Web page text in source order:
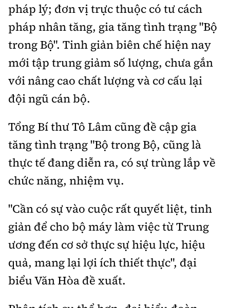
pháp lý; đơn vị trực thuộc có tư cách
pháp nhân tăng, gia tăng tình trạng "Bộ
trong Bộ". Tinh giản biên chế hiện nay
mới tập trung giảm số lượng, chưa gắn
với nâng cao chất lượng và cơ cấu lại
đội ngũ cán bộ.
Tổng Bí thư Tô Lâm cũng đề cập gia
tăng tình trạng "Bộ trong Bộ, cũng là
thực tế đang diễn ra, có sự trùng lắp về
chức năng, nhiệm vụ.
"Cần có sự vào cuộc rất quyết liệt, tinh
giản để cho bộ máy làm việc từ Trung
ương đến cơ sở thực sự hiệu lực, hiệu
quả, mang lại lợi ích thiết thực", đại
biểu Văn Hòa đề xuất.